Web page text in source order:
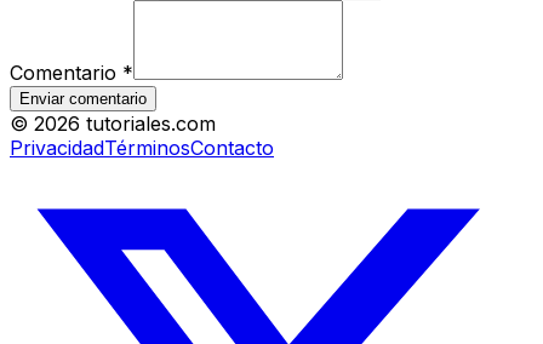
Comentario *
Enviar comentario
© 2026 tutoriales.com
PrivacidadTérminosContacto